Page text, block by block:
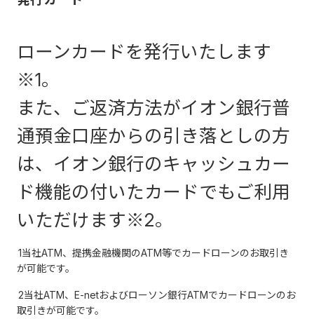
ローンカードを発行いたします
※1。
また、ご返済方法がイオン銀行普
通預金口座からの引き落としの方
は、イオン銀行のキャッシュカー
ド機能の付いたカードでもご利用
いただけます※2。
1当社ATM、提携金融機関のATM等でカードローンのお取引き
が可能です。
2当社ATM、E-netおよびローソン銀行ATMでカードローンのお
取引きが可能です。